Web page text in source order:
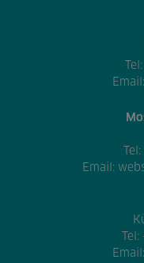
Tel:
Email:
Tel:
Email:
Tel:
Email: